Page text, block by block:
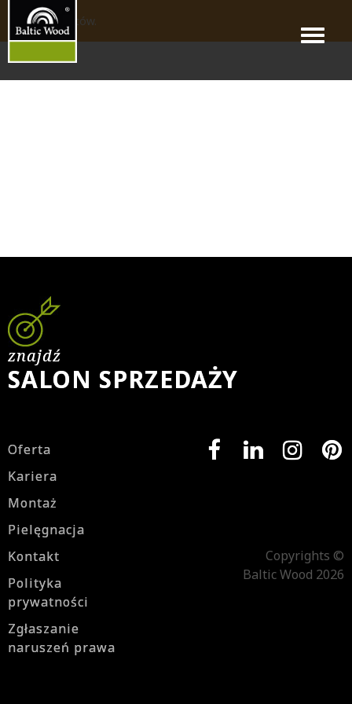
Menu
Brak produktów.
znajdź
SALON SPRZEDAŻY
Oferta
Kariera
Montaż
Pielęgnacja
Kontakt
Polityka
prywatności
Zgłaszanie
naruszeń prawa
Copyrights ©
Baltic Wood 2026